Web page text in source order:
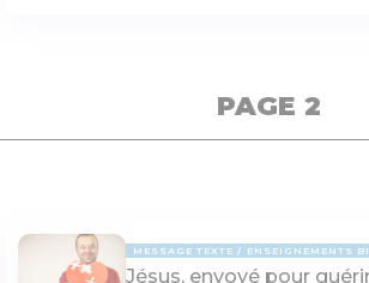
PAGE 2
MESSAGE TEXTE ENSEIGNEMENTS
Jésus, envoyé pour